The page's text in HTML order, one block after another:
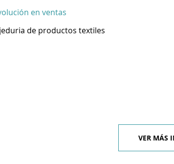
en ventas
de productos textiles
VER MÁS